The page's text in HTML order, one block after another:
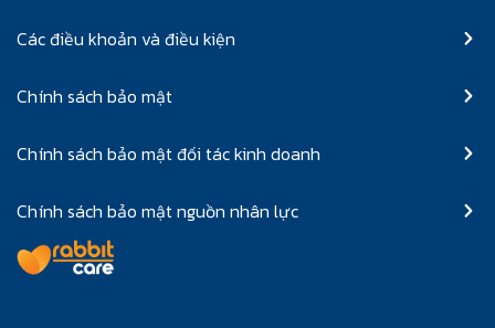
Các điều khoản và điều kiện
Chính sách bảo mật
Chính sách bảo mật đối tác kinh doanh
Chính sách bảo mật nguồn nhân lực